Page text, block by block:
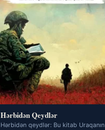
Hərbidən Qeydlər
Hərbidən qeydlər: Bu kitab Uraqanın